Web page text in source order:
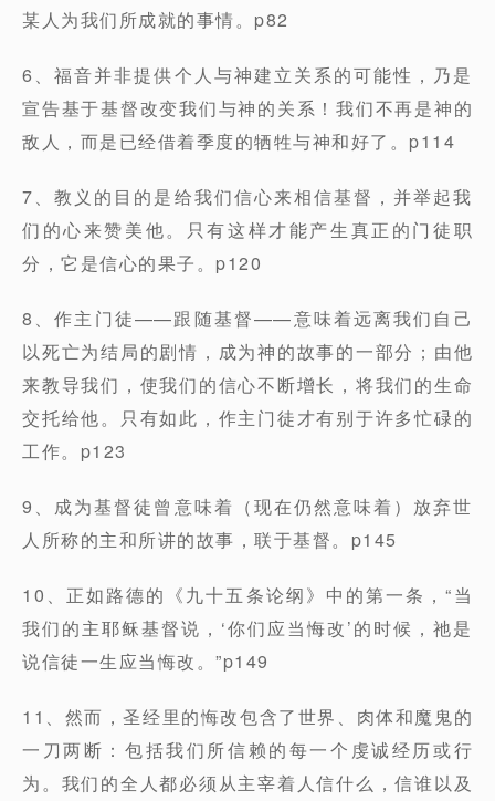
某人为我们所成就的事情。p82
6、福音并非提供个人与神建立关系的可能性，乃是
宣告基于基督改变我们与神的关系！我们不再是神的
敌人，而是已经借着季度的牺牲与神和好了。p114
7、教义的目的是给我们信心来相信基督，并举起我
们的心来赞美他。只有这样才能产生真正的门徒职
分，它是信心的果子。p120
8、作主门徒——跟随基督——意味着远离我们自己
以死亡为结局的剧情，成为神的故事的一部分；由他
来教导我们，使我们的信心不断增长，将我们的生命
交托给他。只有如此，作主门徒才有别于许多忙碌的
工作。p123
9、成为基督徒曾意味着（现在仍然意味着）放弃世
人所称的主和所讲的故事，联于基督。p145
10、正如路德的《九十五条论纲》中的第一条，“当
我们的主耶稣基督说，‘你们应当悔改’的时候，祂是
说信徒一生应当悔改。”p149
11、然而，圣经里的悔改包含了世界、肉体和魔鬼的
一刀两断：包括我们所信赖的每一个虔诚经历或行
为。我们的全人都必须从主宰着人信什么，信谁以及